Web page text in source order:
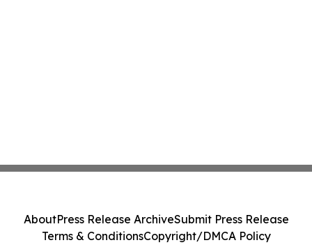
AboutPress Release ArchiveSubmit Press Release
Terms & ConditionsCopyright/DMCA Policy